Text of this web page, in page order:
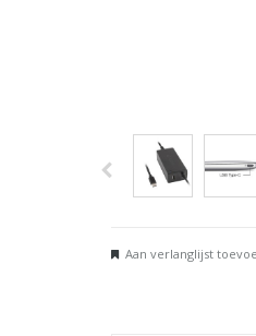
Aan verlanglijst